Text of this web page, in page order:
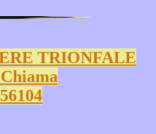
TRIONFALE